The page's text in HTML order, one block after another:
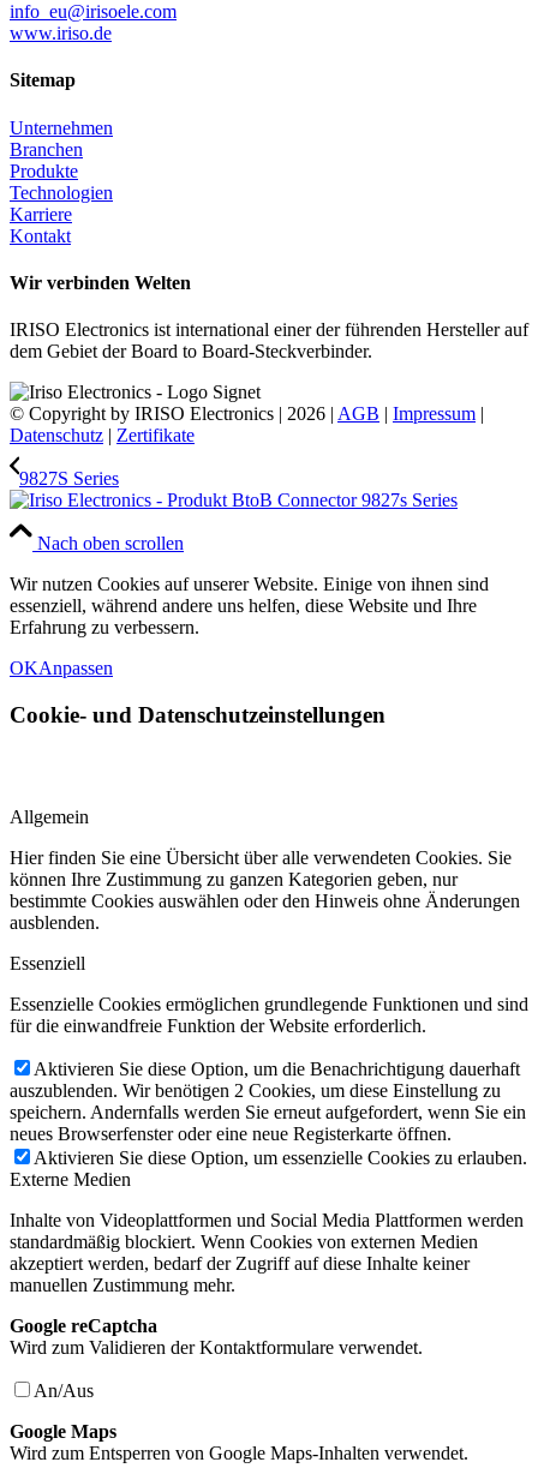
info_eu@irisoele.com
www.iriso.de
Sitemap
Unternehmen
Branchen
Produkte
Technologien
Karriere
Kontakt
Wir verbinden Welten
IRISO Electronics ist international einer der führenden Hersteller auf
dem Gebiet der Board to Board-Steckverbinder.
© Copyright by IRISO Electronics | 2026 | AGB | Impressum |
Datenschutz | Zertifikate
9827S Series
Nach oben scrollen
Wir nutzen Cookies auf unserer Website. Einige von ihnen sind
essenziell, während andere uns helfen, diese Website und Ihre
Erfahrung zu verbessern.
OKAnpassen
Cookie- und Datenschutzeinstellungen
Allgemein
Hier finden Sie eine Übersicht über alle verwendeten Cookies. Sie
können Ihre Zustimmung zu ganzen Kategorien geben, nur
bestimmte Cookies auswählen oder den Hinweis ohne Änderungen
ausblenden.
Essenziell
Essenzielle Cookies ermöglichen grundlegende Funktionen und sind
für die einwandfreie Funktion der Website erforderlich.
Aktivieren Sie diese Option, um die Benachrichtigung dauerhaft
auszublenden. Wir benötigen 2 Cookies, um diese Einstellung zu
speichern. Andernfalls werden Sie erneut aufgefordert, wenn Sie ein
neues Browserfenster oder eine neue Registerkarte öffnen.
Aktivieren Sie diese Option, um essenzielle Cookies zu erlauben.
Externe Medien
Inhalte von Videoplattformen und Social Media Plattformen werden
standardmäßig blockiert. Wenn Cookies von externen Medien
akzeptiert werden, bedarf der Zugriff auf diese Inhalte keiner
manuellen Zustimmung mehr.
Google reCaptcha
Wird zum Validieren der Kontaktformulare verwendet.
An/Aus
Google Maps
Wird zum Entsperren von Google Maps-Inhalten verwendet.